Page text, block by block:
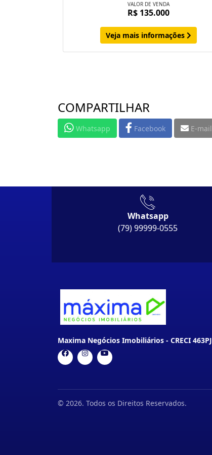
VALOR DE VENDA
R$ 135.000
Veja mais informações
COMPARTILHAR
Whatsapp Facebook E-mail
Whatsapp
(79) 99999-0555
Maxima Negócios Imobiliários - CRECI 463PJ
© 2026. Todos os Direitos Reservados.